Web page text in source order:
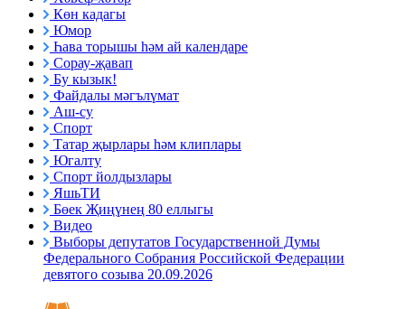
Көн кадагы
Юмор
Һава торышы һәм ай календаре
Сорау-җавап
Бу кызык!
Файдалы мәгълүмат
Аш-су
Спорт
Татар җырлары һәм клиплары
Югалту
Спорт йолдызлары
ЯшьТИ
Бөек Җиңүнең 80 еллыгы
Видео
Выборы депутатов Государственной Думы
Федерального Собрания Российской Федерации
девятого созыва 20.09.2026